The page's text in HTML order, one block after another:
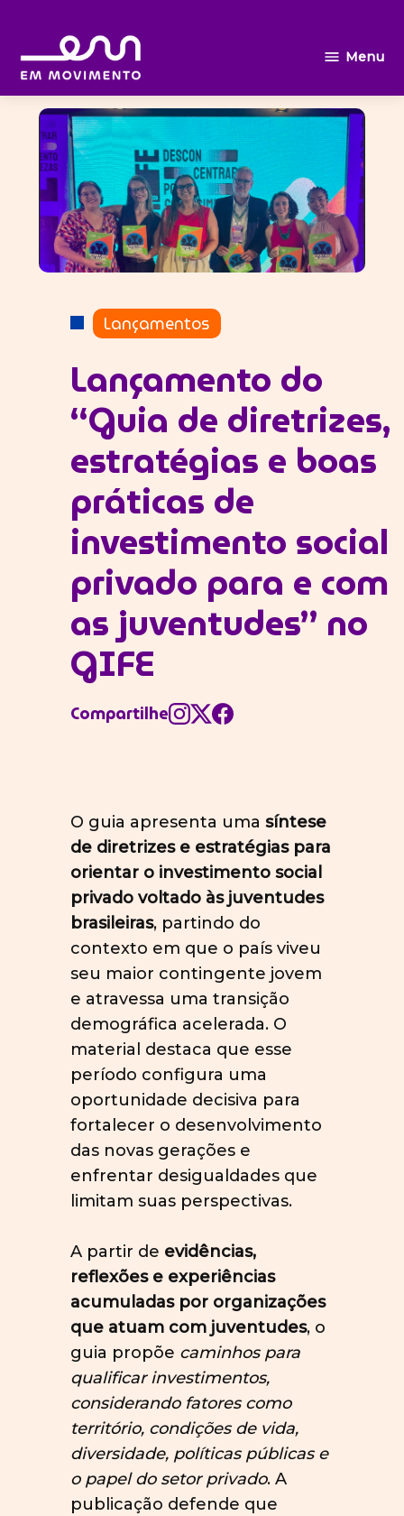
para
conteúdo
movimento
Menu
POSTADO
EM
Lançamentos
Lançamento do
“Guia de diretrizes,
estratégias e boas
práticas de
investimento social
privado para e com
as juventudes” no
GIFE
Compartilhe
O guia apresenta uma síntese
de diretrizes e estratégias para
orientar o investimento social
privado voltado às juventudes
brasileiras, partindo do
contexto em que o país viveu
seu maior contingente jovem
e atravessa uma transição
demográfica acelerada. O
material destaca que esse
período configura uma
oportunidade decisiva para
fortalecer o desenvolvimento
das novas gerações e
enfrentar desigualdades que
limitam suas perspectivas.
A partir de evidências,
reflexões e experiências
acumuladas por organizações
que atuam com juventudes, o
guia propõe caminhos para
qualificar investimentos,
considerando fatores como
território, condições de vida,
diversidade, políticas públicas e
o papel do setor privado. A
publicação defende que